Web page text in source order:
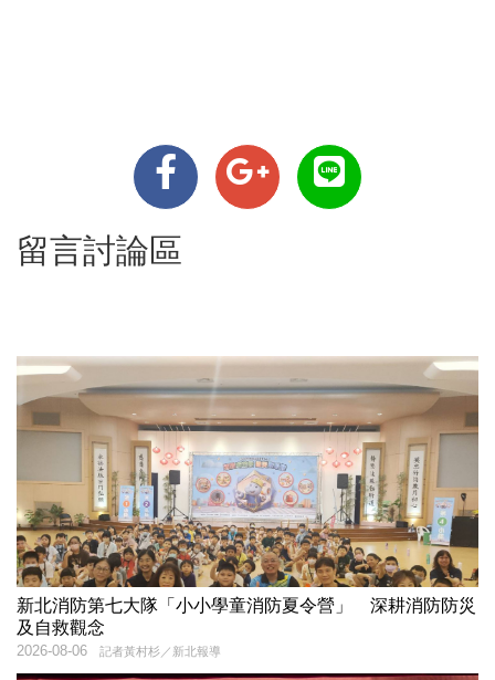
留言討論區
新北消防第七大隊「小小學童消防夏令營」 深耕消防防災
及自救觀念
記者黃村杉／新北報導
2026-08-06